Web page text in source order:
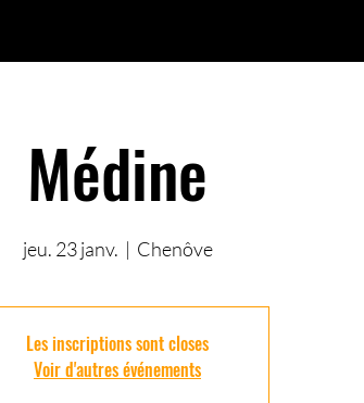
Médine
jeu. 23 janv.
  |
Chenôve
Les inscriptions sont closes
Voir d'autres événements